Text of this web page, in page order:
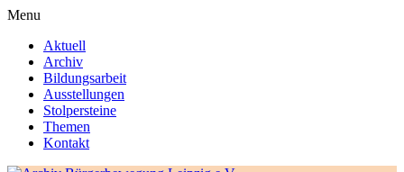
Menu
Aktuell
Archiv
Bildungsarbeit
Ausstellungen
Stolpersteine
Themen
Kontakt